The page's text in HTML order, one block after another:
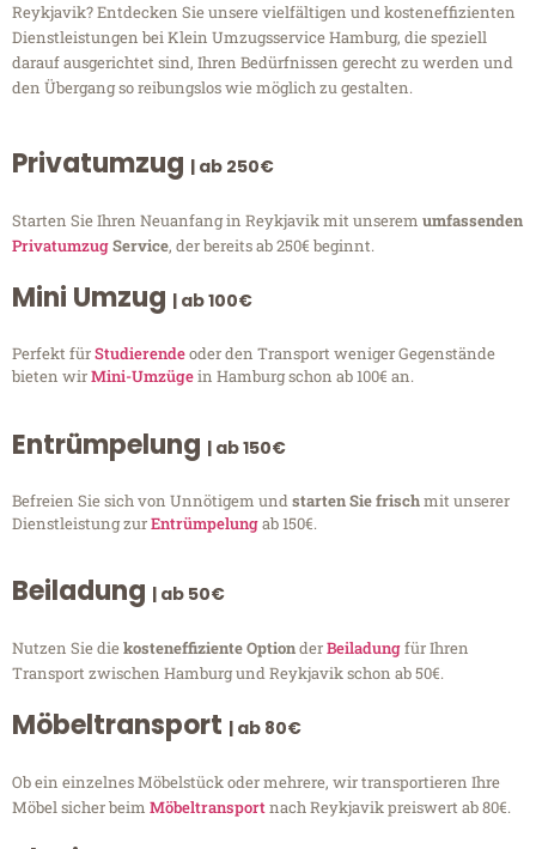
Reykjavik? Entdecken Sie unsere vielfältigen und kosteneffizienten
Dienstleistungen bei Klein Umzugsservice Hamburg, die speziell
darauf ausgerichtet sind, Ihren Bedürfnissen gerecht zu werden und
den Übergang so reibungslos wie möglich zu gestalten.
Privatumzug | ab 250€
Starten Sie Ihren Neuanfang in Reykjavik mit unserem umfassenden
PrivatumzugService, der bereits ab 250€ beginnt.
Mini Umzug | ab 100€
Perfekt fürStudierendeoder den Transport weniger Gegenstände
bieten wirMini-Umzügein Hamburg schon ab 100€ an.
Entrümpelung | ab 150€
Befreien Sie sich von Unnötigem undstarten Sie frischmit unserer
Dienstleistung zurEntrümpelungab 150€.
Beiladung | ab 50€
Nutzen Sie diekosteneffiziente OptionderBeiladungfür Ihren
Transport zwischen Hamburg und Reykjavik schon ab 50€.
Möbeltransport | ab 80€
Ob ein einzelnes Möbelstück oder mehrere, wir transportieren Ihre
Möbel sicher beim Möbeltransportnach Reykjavik preiswert ab 80€.